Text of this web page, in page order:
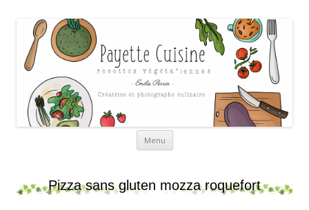
Payette cuisine
Menu Aller au contenu
Pizza sans gluten mozza roquefort